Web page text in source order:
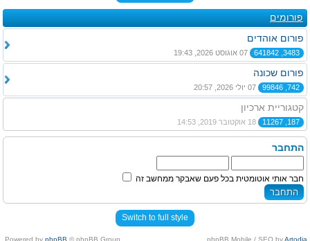
פורומים
פורום אוהדים
3483, 641842
פורום שכונה
742, 99846
קטגוריית ארכיון
187, 11267
התחבר
חבר אותי אוטומטית בכל פעם שאבקר ממחשב זה
Switch to full style